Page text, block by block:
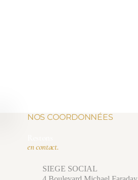
NOS COORDONNÉES
en contact.
SIEGE SOCIAL